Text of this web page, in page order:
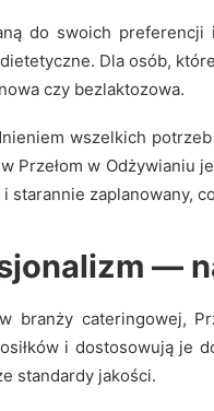
do swoich
Dla osób,
czy bezlaktozowa.
wszelkich
Przełom w Odżywianiu
i starannie
—
cateringowej,
i dostosowują je
standardy jakości.